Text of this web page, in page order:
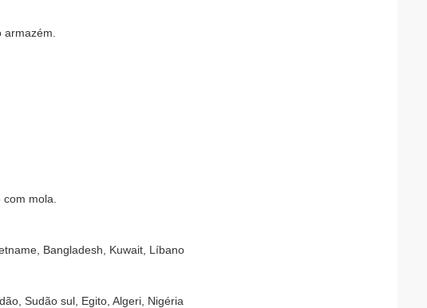
mola.
Bangladesh, Kuwait, Líbano
Sudão sul, Egito, Algeri, Nigéria